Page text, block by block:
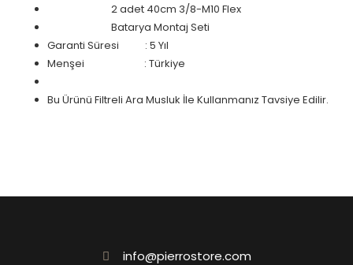
2 adet 40cm 3/8-M10 Flex
Batarya Montaj Seti
Garanti Süresi : 5 Yıl
Menşei
: Türkiye
Bu Ürünü Filtreli Ara Musluk İle Kullanmanız Tavsiye Edilir.
info@pierrostore.com